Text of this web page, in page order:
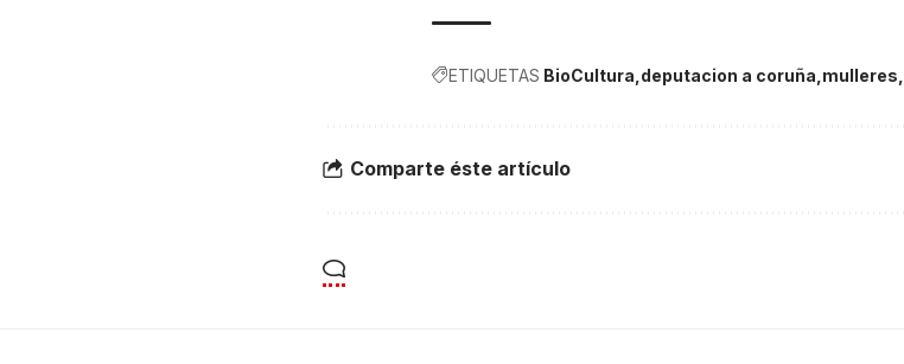
ETIQUETAS BioCultura deputacion a coruña mulleres
Comparte éste artículo